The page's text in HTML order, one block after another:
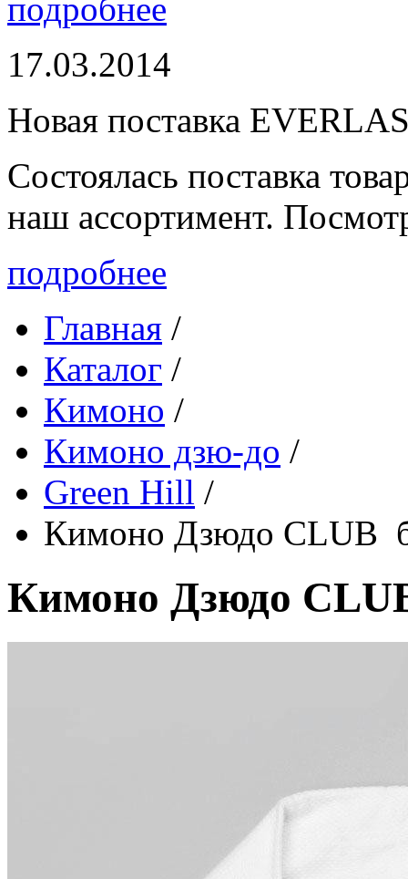
подробнее
17.03.2014
Новая поставка
Состоялась поставка
наш ассортимент.
подробнее
Главная /
Каталог /
Кимоно /
Кимоно дзю-до /
Green Hill /
Кимоно Дзюдо CLUB
Кимоно Дзюдо